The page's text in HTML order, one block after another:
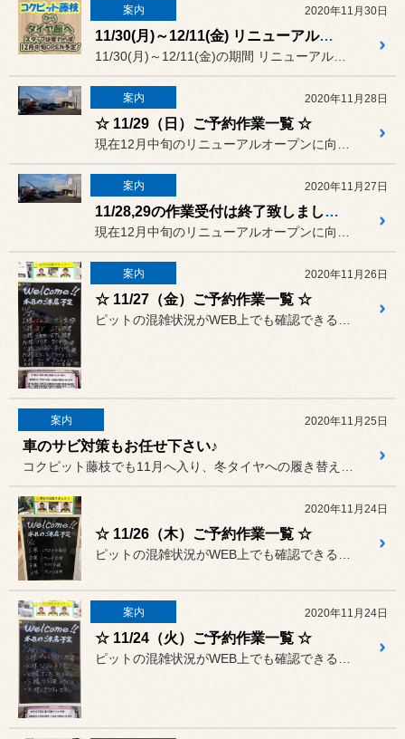
案内 2020年11月30日
11/30(月)～12/11(金) リニューアル工事の為 休業致します。
案内 2020年11月28日
☆ 11/29（日）ご予約作業一覧 ☆
案内 2020年11月27日
11/28,29の作業受付は終了致しました。
案内 2020年11月26日
☆ 11/27（金）ご予約作業一覧 ☆
案内 2020年11月25日
車のサビ対策もお任せ下さい♪
2020年11月24日
☆ 11/26（木）ご予約作業一覧 ☆
案内 2020年11月24日
☆ 11/24（火）ご予約作業一覧 ☆
ピットの混雑状況がWEB上でも確認できるようになりましたが、タイム...